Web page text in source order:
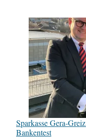
Sparkasse Gera-
Bankentest